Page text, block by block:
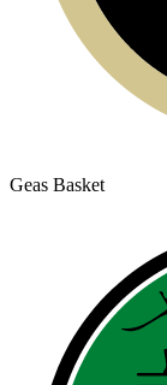
Geas Basket